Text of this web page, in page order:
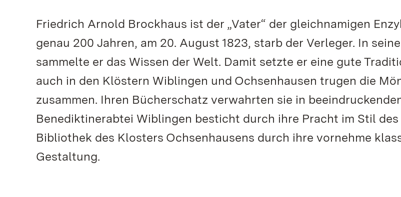
Friedrich Arnold Brockhaus ist der „Vater“ der gleichnamigen
genau 200 Jahren, am 20. August 1823, starb der Verleger. In
sammelte er das Wissen der Welt. Damit setzte er eine gute
auch in den Klöstern Wiblingen und Ochsenhausen trugen die
zusammen. Ihren Bücherschatz verwahrten sie in
Benediktinerabtei Wiblingen besticht durch ihre Pracht im Stil des
Bibliothek des Klosters Ochsenhausens durch ihre vornehme
Gestaltung.